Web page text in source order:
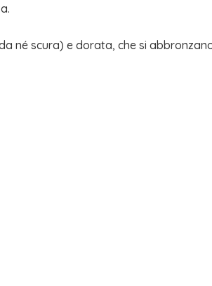
né scura) e dorata, che si